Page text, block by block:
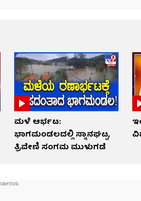
ಮಳೆ ಆರ್ಭಟ:
ಭಾಗಮಂಡಲದಲ್ಲಿ ಸ್ನಾನಘಟ್ಟ,
ತ್ರಿವೇಣಿ ಸಂಗಮ ಮುಳುಗಡೆ